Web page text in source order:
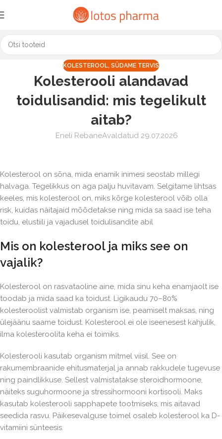
KOLESTEROOL, SÜDAME TERVIS
Kolesterooli alandavad
toidulisandid: mis tegelikult
aitab?
Eneli RebaneAvaldatud 29.07.2026
Kolesterool on sõna, mida enamik inimesi seostab millegi
halvaga. Tegelikkus on aga palju huvitavam. Selgitame lihtsas
keeles, mis kolesterool on, miks kõrge kolesterool võib olla
risk, kuidas näitajaid mõõdetakse ning mida sa saad ise teha
toidu, elustiili ja vajadusel toidulisandite abil
Mis on kolesterool ja miks see on
vajalik?
Kolesterool on rasvataoline aine, mida sinu keha enamjaolt ise
toodab ja mida saad ka toidust. Ligikaudu 70–80%
kolesteroolist valmistab organism ise, peamiselt maksas, ning
ülejäänu saame toidust. Kolesterool ei ole iseenesest kahjulik,
ilma kolesteroolita keha ei toimiks.
Kolesterooli kasutab organism mitmel viisil. See on
rakumembraanide ehitusmaterjal ja annab rakkudele tugevuse
ning paindlikkuse. Sellest valmistatakse steroidhormoone,
näiteks suguhormoone ja stressihormooni kortisooli. Maks
kasutab kolesterooli sapphapete tootmiseks, mis aitavad
seedida rasvu. Päikesevalguse toimel osaleb kolesterool ka D-
vitamiini sünteesis.